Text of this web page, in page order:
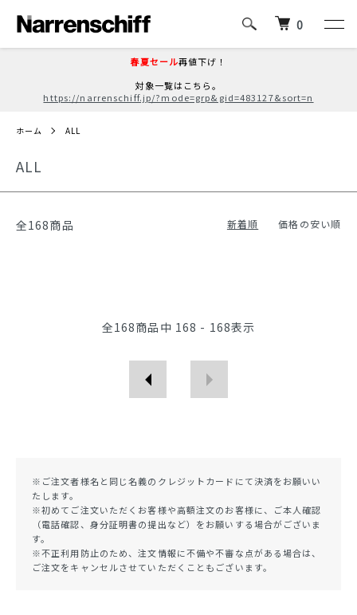
春夏セール再値下げ！
対象一覧はこちら。
https://narrenschiff.jp/?mode=grp&gid=483127&sort=n
0
ホーム ALL
ALL
全168商品 新着順 価格の安い順
全168商品中 168 - 168表示
※ご注文者様名と同じ名義のクレジットカードにて決済をお願いい
たします。
※初めてご注文いただくお客様や高額注文のお客様に、ご本人確認
（電話確認、身分証明書の提出など）をお願いする場合がございま
す。
※不正利用防止のため、注文情報に不備や不審な点がある場合は、
ご注文をキャンセルさせていただくこともございます。